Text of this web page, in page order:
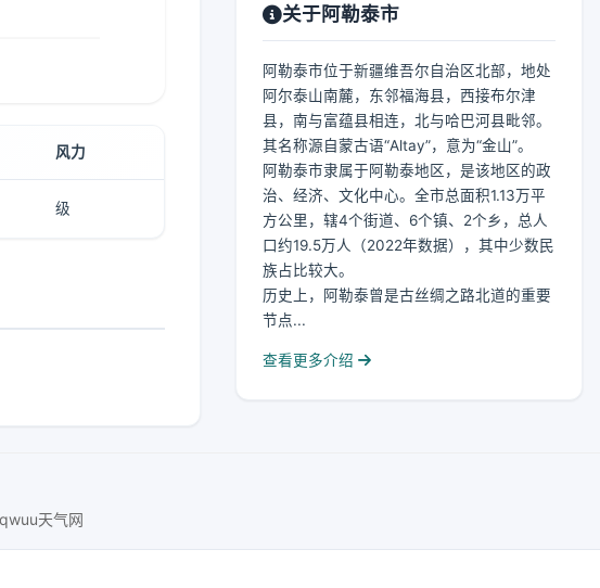
风力
级
关于阿勒泰市
阿勒泰市位于新疆维吾尔自治区北部，地处
阿尔泰山南麓，东邻福海县，西接布尔津
县，南与富蕴县相连，北与哈巴河县毗邻。
其名称源自蒙古语“Altay”，意为“金山”。
阿勒泰市隶属于阿勒泰地区，是该地区的政
治、经济、文化中心。全市总面积1.13万平
方公里，辖4个街道、6个镇、2个乡，总人
口约19.5万人（2022年数据），其中少数民
族占比较大。
历史上，阿勒泰曾是古丝绸之路北道的重要
节点...
查看更多介绍
天气网